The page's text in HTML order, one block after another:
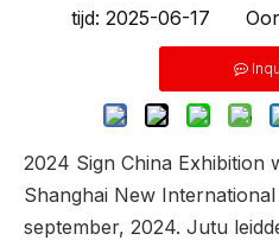
tijd: 2025-06-17
2024 Sign China Exhibition
Shanghai New
september, 2024. Jutu